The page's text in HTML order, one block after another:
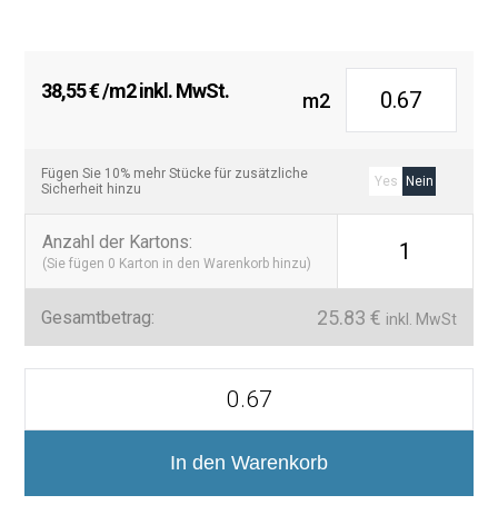
38,55€/m2 inkl. MwSt. m2
Fügen Sie 10% mehr Stücke für zusätzliche
Sicherheit hinzu
Yes Nein
Anzahl der Kartons:
(Sie fügen 0 Karton in den Warenkorb hinzu) 1
Gesamtbetrag: 25.83 € inkl. MwSt
In den Warenkorb